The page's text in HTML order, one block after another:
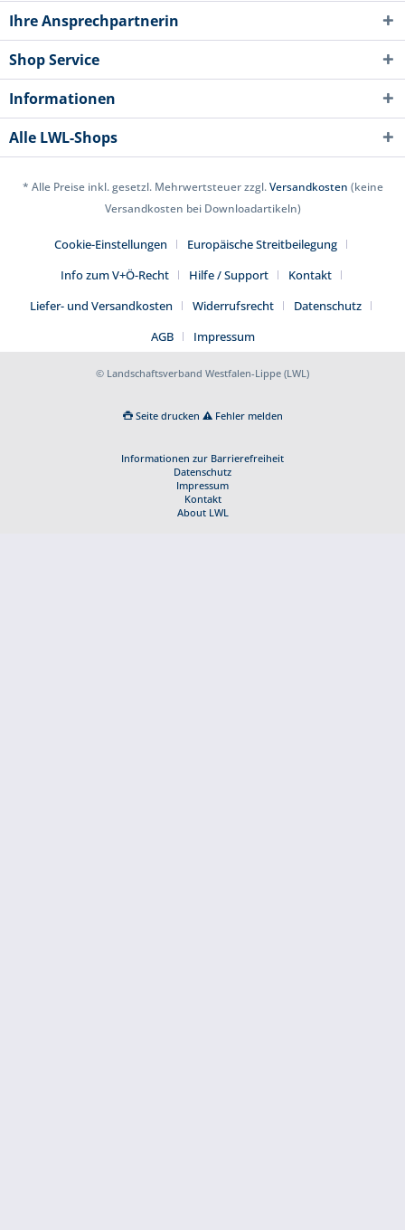
Ihre Ansprechpartnerin
Shop Service
Informationen
Alle LWL-Shops
* Alle Preise inkl. gesetzl. Mehrwertsteuer zzgl.Versandkosten (keine
Versandkosten bei Downloadartikeln)
Cookie-Einstellungen
Europäische Streitbeilegung
Info zum V+Ö-Recht
Hilfe / Support
Kontakt
Liefer- und Versandkosten
Widerrufsrecht
Datenschutz
AGB
Impressum
© Landschaftsverband Westfalen-Lippe (LWL)
Seite drucken Fehler melden
Informationen zur Barrierefreiheit
Datenschutz
Impressum
Kontakt
About LWL